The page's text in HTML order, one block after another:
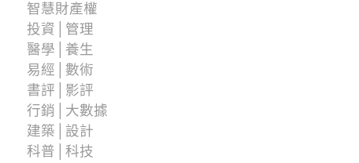
智慧財產權
投資│管理
醫學│養生
易經│數術
書評│影評
行銷│大數據
建築│設計
科普│科技